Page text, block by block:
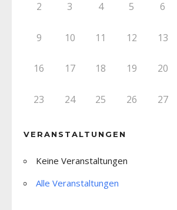
2 3 4 5 6
9 10 11 12 13
16 17 18 19 20
23 24 25 26 27
VERANSTALTUNGEN
Keine Veranstaltungen
Alle Veranstaltungen